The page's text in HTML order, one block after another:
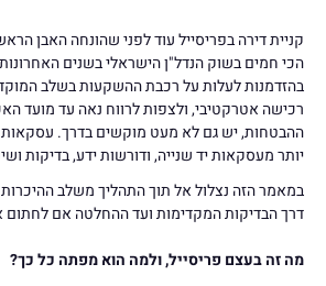
קניית דירה בפריסייל עוד לפני שהונחה האבן
הכי חמים בשוק הנדל"ן הישראלי בשנים
בהזדמנות לעלות על רכבת ההשקעות בשלב
רכישה אטרקטיבי, ולצפות לרווח נאה עד מועד
ההבטחות, יש גם לא מעט מוקשים בדרך. עסקאות
יותר מעסקאות יד שנייה, ודורשות ידע, בדיקות
במאמר הזה נצלול אל תוך התהליך משלב
דרך הבדיקות המקדימות ועד ההחלטה אם
מה זה בעצם פריסייל, ולמה הוא מפתה כל כך?